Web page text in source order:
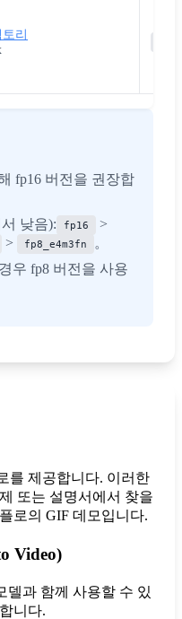
리
fp16 버전을 권장합
낮음):
fp16 >
> fp8_e4m3fn
。
우 fp8 버전을 사용
를 제공합니다. 이러한
또는 설명서에서 찾을
로의 GIF 데모입니다.
Video)
델과 함께 사용할 수 있
니다.